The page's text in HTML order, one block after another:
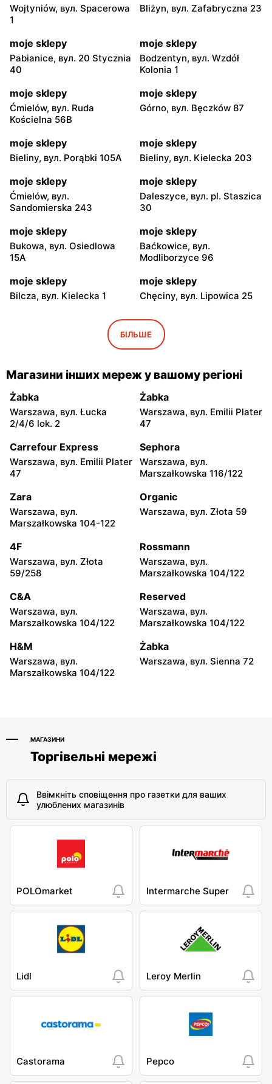
Wojtyniów, вул. Spacerowa
1
Bliżyn, вул. Zafabryczna 23
moje sklepy
Pabianice, вул. 20 Stycznia
40
moje sklepy
Bodzentyn, вул. Wzdół
Kolonia 1
moje sklepy
Ćmielów, вул. Ruda
Kościelna 56B
moje sklepy
Górno, вул. Bęczków 87
moje sklepy
Bieliny, вул. Porąbki 105A
moje sklepy
Bieliny, вул. Kielecka 203
moje sklepy
Ćmielów, вул.
Sandomierska 243
moje sklepy
Daleszyce, вул. pl. Staszica
30
moje sklepy
Bukowa, вул. Osiedlowa
15A
moje sklepy
Baćkowice, вул.
Modliborzyce 96
moje sklepy
Bilcza, вул. Kielecka 1
moje sklepy
Chęciny, вул. Lipowica 25
Iwaniska, вул. Ujazdowska
moje sklepy
Bogoria, вул. Rynek 30
moje sklepy
Gorzyce, вул. Szkolna 44 Grębów, вул. Wydrza 180
moje sklepy
Jadachy, вул. Jadachy 111
moje sklepy
Jeżowe, вул. Zalesie 77
moje sklepy
Kazimierza Wielka, вул.
Kolejowa 15
moje sklepy
Kamień, вул. Błonie 23
moje sklepy
Górki, вул. Górki 71
moje sklepy
Gumniska, вул. Gumniska
moje sklepy
Iwierzyce, вул. Iwierzyce
152A
moje sklepy
Tczew, вул. Franciszka
Żwirki 61
moje sklepy
Hyżne, вул. Hyżne 100
moje sklepy
Jarosław, вул. Pełkińska
147
moje sklepy
Niebylec, вул. Niebylec 139
moje sklepy
Opole, вул. Grudzicka 45
БІЛЬШЕ
Магазини інших мереж у вашому регіоні
Żabka
Warszawa, вул. Łucka
2/4/6 lok. 2
Żabka
Warszawa, вул. Emilii Plater
47
Carrefour Express
Warszawa, вул. Emilii Plater
47
Sephora
Warszawa, вул.
Marszałkowska 116/122
Zara
Warszawa, вул.
Marszałkowska 104-122
Organic
Warszawa, вул. Złota 59
4F
Warszawa, вул. Złota
59/258
Rossmann
Warszawa, вул.
Marszałkowska 104/122
C&A
Warszawa, вул.
Marszałkowska 104/122
Reserved
Warszawa, вул.
Marszałkowska 104/122
H&M
Warszawa, вул.
Marszałkowska 104/122
Żabka
Warszawa, вул. Sienna 72
МАГАЗИНИ
Торгівельні мережі
Ввімкніть сповіщення про газетки для ваших
улюблених магазинів
POLOmarket Intermarche Super
Lidl Leroy Merlin
Castorama Pepco